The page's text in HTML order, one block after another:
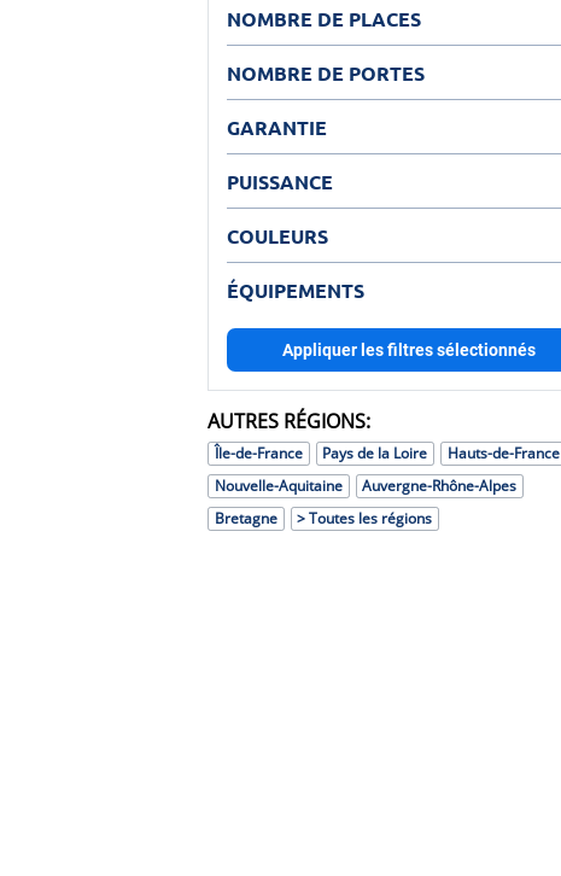
NOMBRE DE PLACES
NOMBRE DE PORTES
GARANTIE
PUISSANCE
COULEURS
ÉQUIPEMENTS
AUTRES RÉGIONS:
Île-de-France Pays de la Loire
Hauts-de-France
Nouvelle-Aquitaine
Auvergne-Rhône-Alpes
Bretagne
> Toutes les régions